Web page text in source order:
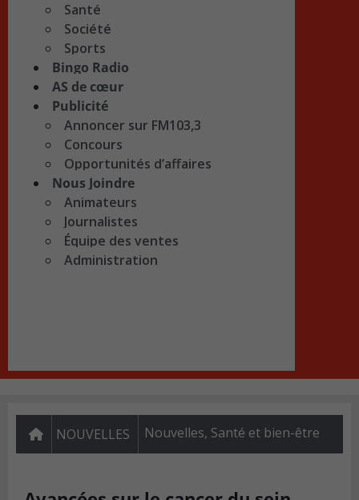
Santé
Société
Sports
Bingo Radio
AS de cœur
Publicité
Annoncer sur FM103,3
Concours
Opportunités d’affaires
Nous Joindre
Animateurs
Journalistes
Équipe des ventes
Administration
NOUVELLES Nouvelles, Santé et bien-être